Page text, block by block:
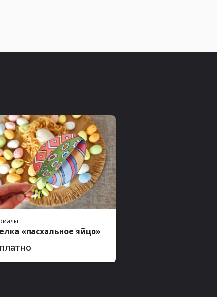
«пасхальное яйцо»